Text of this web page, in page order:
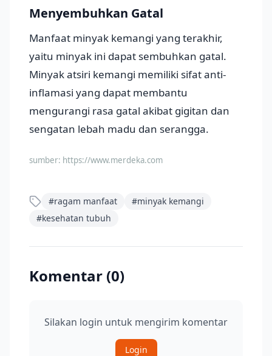
Menyembuhkan Gatal
Manfaat minyak kemangi yang terakhir,
yaitu minyak ini dapat sembuhkan gatal.
Minyak atsiri kemangi memiliki sifat anti-
inflamasi yang dapat membantu
mengurangi rasa gatal akibat gigitan dan
sengatan lebah madu dan serangga.
sumber: https://www.merdeka.com
#ragam manfaat #minyak kemangi
#kesehatan tubuh
Komentar (0)
Silakan login untuk mengirim komentar
Login